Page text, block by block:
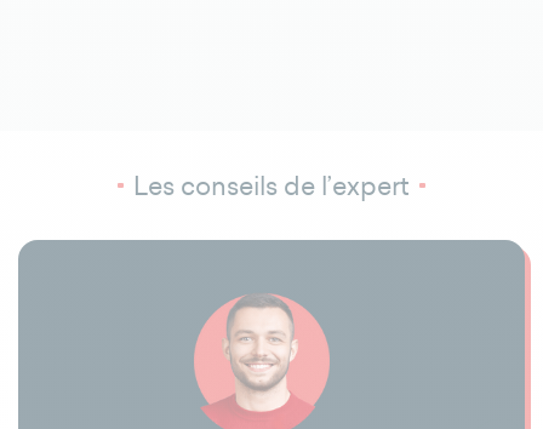
Les conseils de l’expert